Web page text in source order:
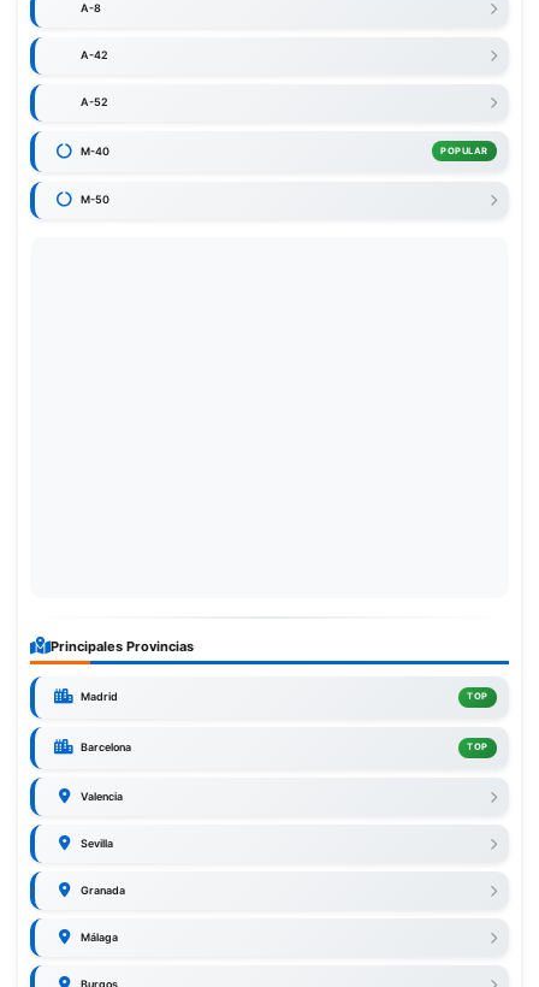
A-8
A-42
A-52
M-40 POPULAR
M-50
Principales Provincias
Madrid TOP
Barcelona TOP
Valencia
Sevilla
Granada
Málaga
Burgos